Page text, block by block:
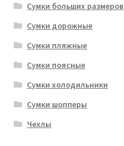
Сумки больших размеров
Сумки дорожные
Сумки пляжные
Сумки поясные
Сумки холодильники
Сумки шопперы
Чехлы